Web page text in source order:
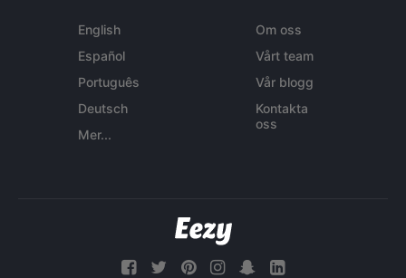
English
Español
Português
Deutsch
Mer...
Om oss
Vårt team
Vår blogg
Kontakta
oss